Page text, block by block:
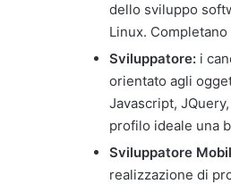
dello sviluppo
Linux.
Sviluppatore: i
orientato agli
Javascript,
profilo ideale una
Sviluppatore
realizzazione di